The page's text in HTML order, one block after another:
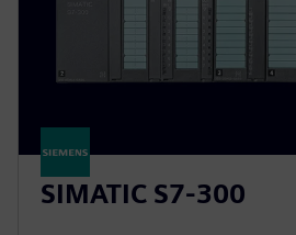
SIMATIC S7-300